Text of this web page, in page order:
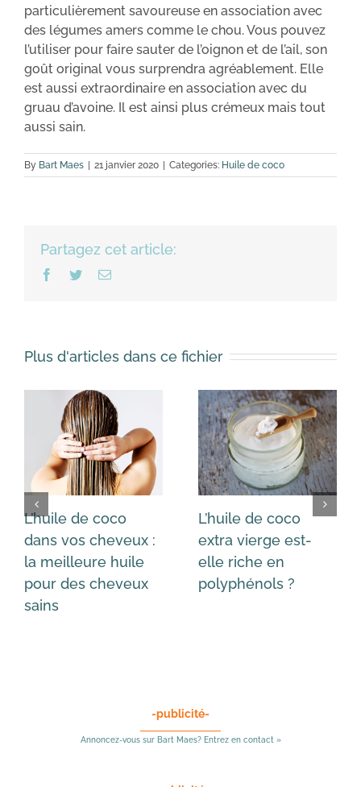
particulièrement savoureuse en association avec
des légumes amers comme le chou. Vous pouvez
l’utiliser pour faire sauter de l’oignon et de l’ail, son
goût original vous surprendra agréablement. Elle
est aussi extraordinaire en association avec du
gruau d’avoine. Il est ainsi plus crémeux mais tout
aussi sain.
By Bart Maes | 21 janvier 2020 | Categories: Huile de coco
Partagez cet article:
Facebook
TwitterEmail
Plus d'articles dans ce fichier
L’huile de coco
dans vos cheveux :
la meilleure huile
pour des cheveux
sains
L’huile de coco
extra vierge est-
elle riche en
polyphénols ?
-publicité-
Annoncez-vous sur Bart Maes? Entrez en contact »